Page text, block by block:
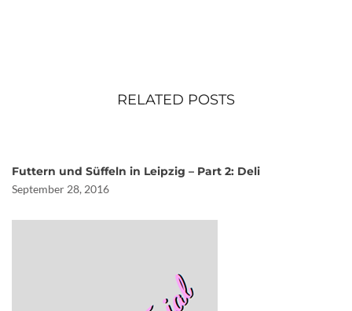
RELATED POSTS
Futtern und Süffeln in Leipzig – Part 2: Deli
September 28, 2016